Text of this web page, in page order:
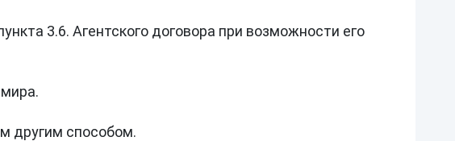
3.6. Агентского договора при возможности его
другим способом.